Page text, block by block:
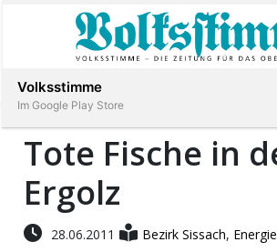
Immobilien
Veranstaltungen
Abonnieren
Tote Fische in
Ergolz
28.06.2011 Bezirk Sissach,
Volksstimme
Im Google Play Store